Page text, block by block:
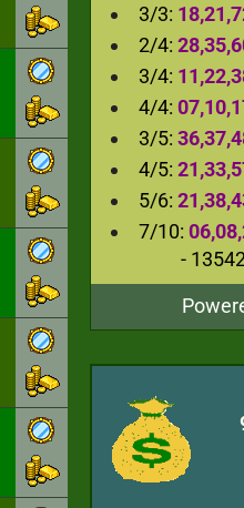
3/3:
2/4:
3/4:
4/4:
3/5:
4/5:
5/6:
7/10:
-